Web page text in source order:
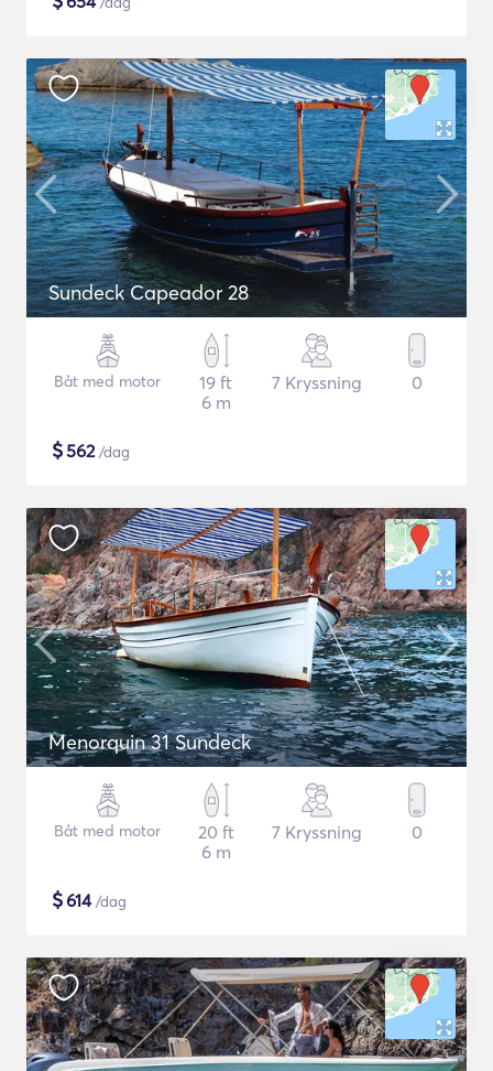
Sundeck Capeador 28
Båt med motor
19 ft
6 m
7 Kryssning 0
$562/dag
Menorquin 31 Sundeck
Båt med motor
20 ft
6 m
7 Kryssning 0
$614/dag